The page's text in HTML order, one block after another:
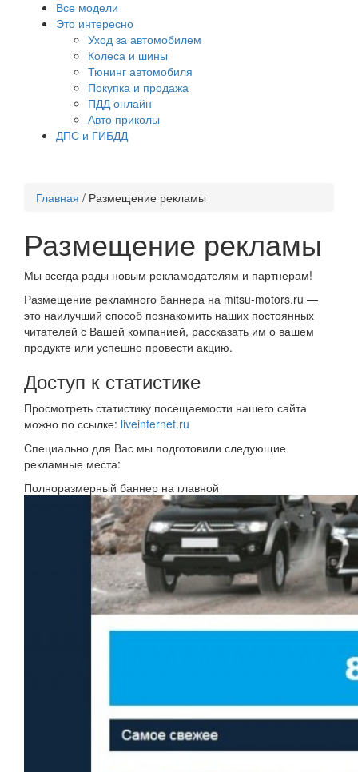
Все модели
Это интересно
Уход за автомобилем
Колеса и шины
Тюнинг автомобиля
Покупка и продажа
ПДД онлайн
Авто приколы
ДПС и ГИБДД
Главная / Размещение рекламы
Размещение рекламы
Мы всегда рады новым рекламодателям и партнерам!
Размещение рекламного баннера на mitsu-motors.ru —
это наилучший способ познакомить наших постоянных
читателей с Вашей компанией, рассказать им о вашем
продукте или успешно провести акцию.
Доступ к статистике
Просмотреть статистику посещаемости нашего сайта
можно по ссылке: liveinternet.ru
Специально для Вас мы подготовили следующие
рекламные места:
Полноразмерный баннер на главной